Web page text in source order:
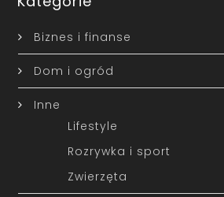
Biznes i finanse
Dom i ogród
Inne
Lifestyle
Rozrywka i sport
Zwierzęta